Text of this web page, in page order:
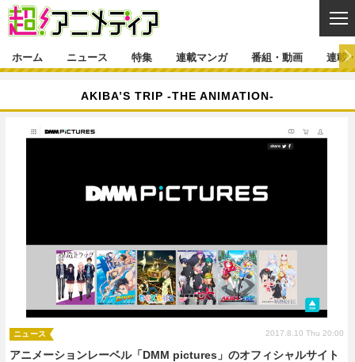
映画 音楽
声優 コスプレ
舞台 新帝スタ
インタビュー レポート
連載マンガ一覧 連載一覧
動画
連載・ブログ一覧 コラム
編集部ブログ・お知らせ
ホーム ニュース 特集 連載マンガ 番組・動画 連載
AKIBA’S TRIP -THE ANIMATION-
アニメーションレーベル「DMM pictures」のオフィシャルサイト
ニュース 2017.8.10 Thu 20:00